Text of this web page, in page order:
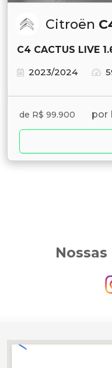
Citroën
C4 CACTUS LIVE
2023/2024
de R$ 99.900 por